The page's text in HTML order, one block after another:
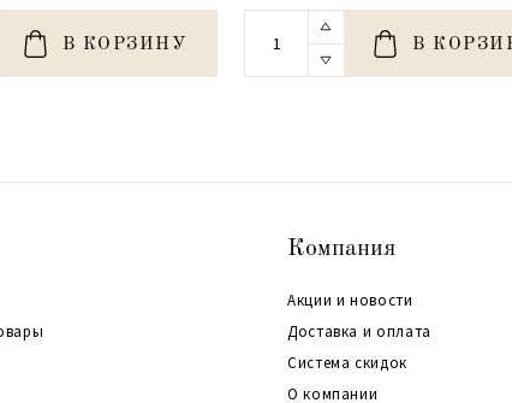
В КОРЗИНУ В
Компания
Акции и новости
Доставка и оплата
Система скидок
О компании